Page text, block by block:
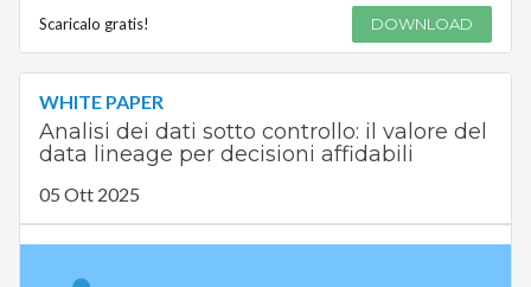
Scaricalo gratis! DOWNLOAD
WHITE PAPER
Analisi dei dati sotto controllo: il valore del
data lineage per decisioni affidabili
05 Ott 2025